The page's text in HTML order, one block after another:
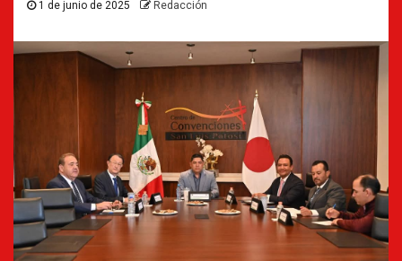
1 de junio de 2025 Redacción